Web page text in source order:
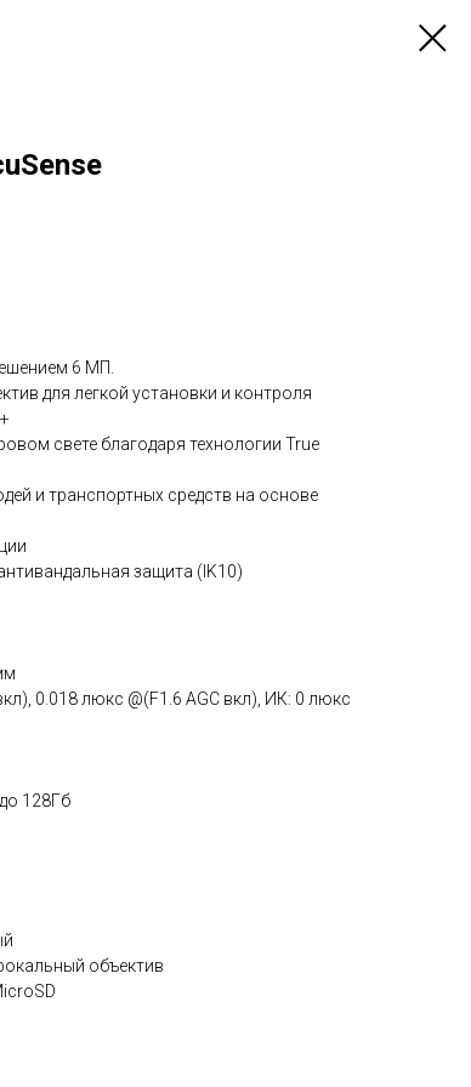
6 МП.
для легкой установки и контроля
свете благодаря технологии True
и транспортных средств на основе
защита (IK10)
0.018 люкс @(F1.6 AGC вкл), ИК: 0 люкс
128Гб
объектив